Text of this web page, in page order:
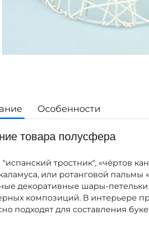
Особенности
товара полусфера
"испанский тростник", «чёртов
или ротанговой
декоративные шары-петельки
композиций. В интерьере
подходят для составления